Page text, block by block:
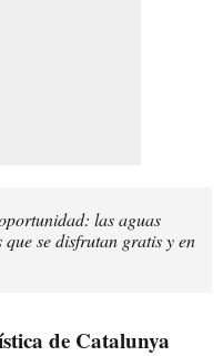
las aguas
se disfrutan gratis y en
de Catalunya